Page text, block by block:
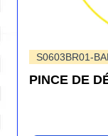
S0603BR01-
PINCE DE